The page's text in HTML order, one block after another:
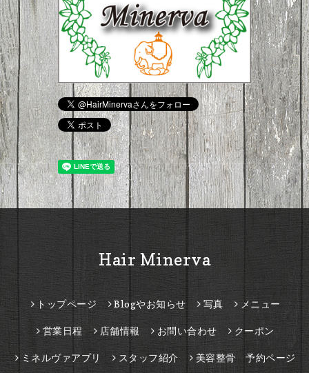
Hair Minerva
トップページ Blogやお知らせ 写真 メニュー
営業日程 店舗情報 お問い合わせ クーポン
ミネルヴァアプリ スタッフ紹介 美容整骨 予約ページ